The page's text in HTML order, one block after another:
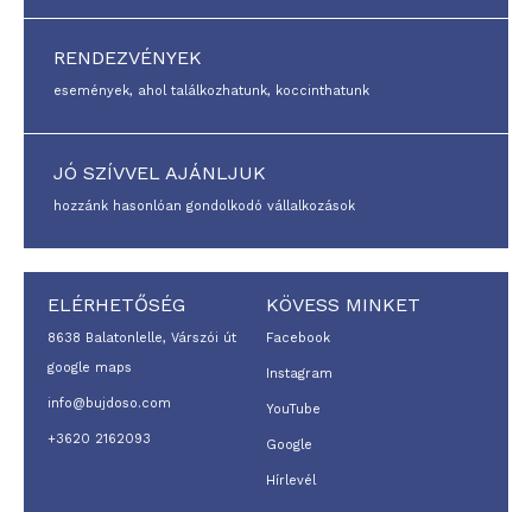
RENDEZVÉNYEK
események, ahol találkozhatunk, koccinthatunk
JÓ SZÍVVEL AJÁNLJUK
hozzánk hasonlóan gondolkodó vállalkozások
ELÉRHETŐSÉG
8638 Balatonlelle, Várszói út
google maps
info@bujdoso.com
+3620 2162093
KÖVESS MINKET
Facebook
Instagram
YouTube
Google
Hírlevél